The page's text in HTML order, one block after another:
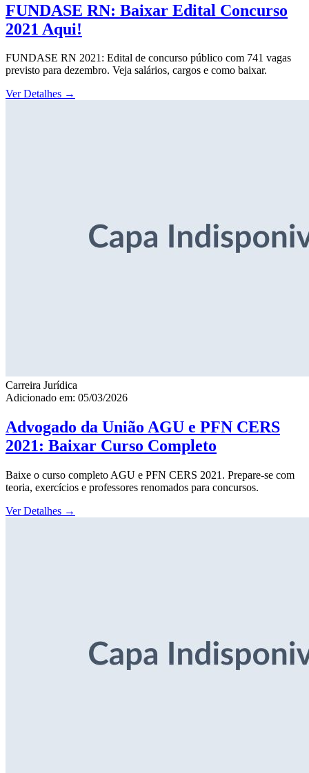
FUNDASE RN: Baixar Edital Concurso
2021 Aqui!
FUNDASE RN 2021: Edital de concurso público com 741 vagas
previsto para dezembro. Veja salários, cargos e como baixar.
Ver Detalhes →
Carreira Jurídica
Adicionado em: 05/03/2026
Advogado da União AGU e PFN CERS
2021: Baixar Curso Completo
Baixe o curso completo AGU e PFN CERS 2021. Prepare-se com
teoria, exercícios e professores renomados para concursos.
Ver Detalhes →